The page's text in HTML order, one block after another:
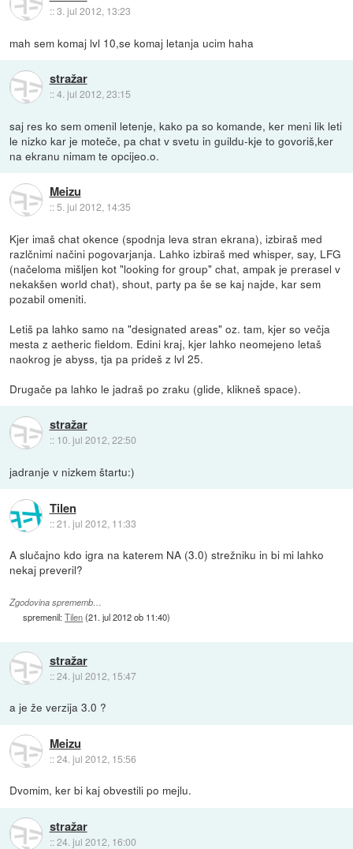
::3. jul 2012, 13:23
mah sem komaj lvl 10,se komaj letanja ucim haha
stražar
::4. jul 2012, 23:15
saj res ko sem omenil letenje, kako pa so komande, ker meni lik leti
le nizko kar je moteče, pa chat v svetu in guildu-kje to govoriš,ker
na ekranu nimam te opcijeo.o.
Meizu
::5. jul 2012, 14:35
Kjer imaš chat okence (spodnja leva stran ekrana), izbiraš med
razlčnimi načini pogovarjanja. Lahko izbiraš med whisper, say, LFG
(načeloma mišljen kot "looking for group" chat, ampak je prerasel v
nekakšen world chat), shout, party pa še se kaj najde, kar sem
pozabil omeniti.
Letiš pa lahko samo na "designated areas" oz. tam, kjer so večja
mesta z aetheric fieldom. Edini kraj, kjer lahko neomejeno letaš
naokrog je abyss, tja pa prideš z lvl 25.
Drugače pa lahko le jadraš po zraku (glide, klikneš space).
stražar
:: 10. jul 2012, 22:50
jadranje v nizkem štartu:)
Tilen
::21. jul 2012, 11:33
A slučajno kdo igra na katerem NA (3.0) strežniku in bi mi lahko
nekaj preveril?
Zgodovina sprememb…
spremenil:Tilen(21. jul 2012 ob 11:40)
stražar
::24. jul 2012, 15:47
a je že verzija 3.0 ?
Meizu
::24. jul 2012, 15:56
Dvomim, ker bi kaj obvestili po mejlu.
stražar
::24. jul 2012, 16:00